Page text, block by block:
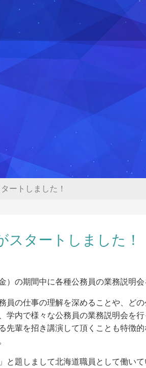
入試情報
出願の流れ
ートしました！
スタートしました！
）の期間中に各種公務員の業務説明会
員の仕事の理解を深めることや、ど
学内で様々な公務員の業務説明会を行
先輩を招き講演して頂くことも特徴
と題しまして北海道職員として働い